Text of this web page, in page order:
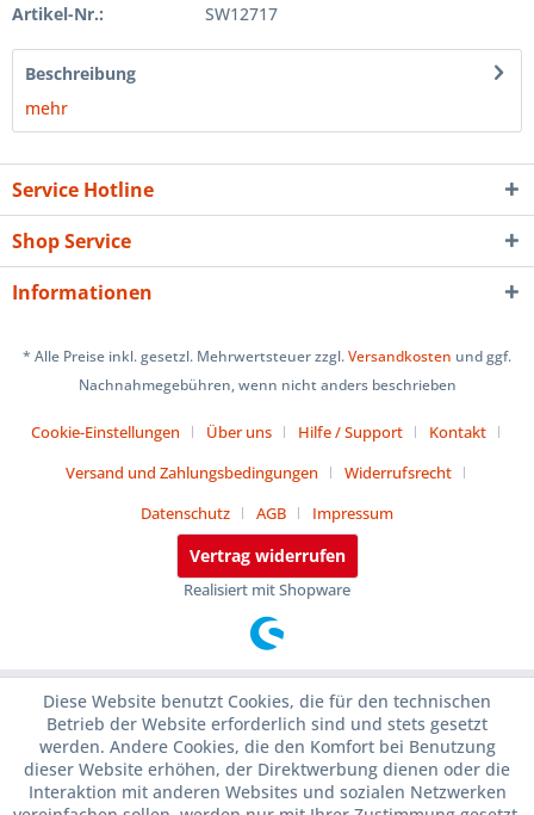
Artikel-Nr.: SW12717
Beschreibung
mehr
Service Hotline
Shop Service
Informationen
* Alle Preise inkl. gesetzl. Mehrwertsteuer zzgl.Versandkosten und ggf.
Nachnahmegebühren, wenn nicht anders beschrieben
Cookie-Einstellungen Über uns Hilfe / Support
Kontakt
Versand und Zahlungsbedingungen
Widerrufsrecht
Datenschutz
AGB Impressum
Vertrag widerrufen
Realisiert mit Shopware
Diese Website benutzt Cookies, die für den technischen
Betrieb der Website erforderlich sind und stets gesetzt
werden. Andere Cookies, die den Komfort bei Benutzung
dieser Website erhöhen, der Direktwerbung dienen oder die
Interaktion mit anderen Websites und sozialen Netzwerken